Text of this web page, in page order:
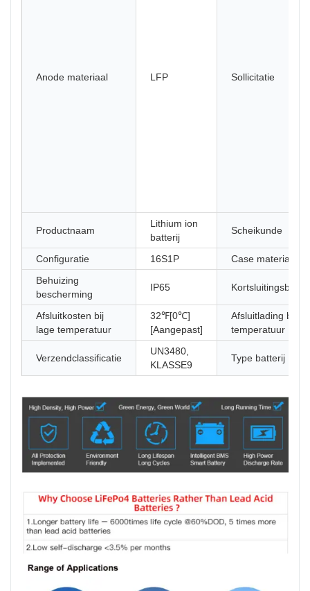
Anode materiaal LFP Sollicitatie
Productnaam
Lithium ion
batterij
Scheikunde
Configuratie 16S1P
Case materiaal
Behuizing
bescherming
IP65
Afsluitkosten bij
lage temperatuur
32℉[0℃]
[Aangepast]
Afsluitlading bij
temperatuur
Verzendclassificatie
UN3480,
KLASSE9
Type batterij